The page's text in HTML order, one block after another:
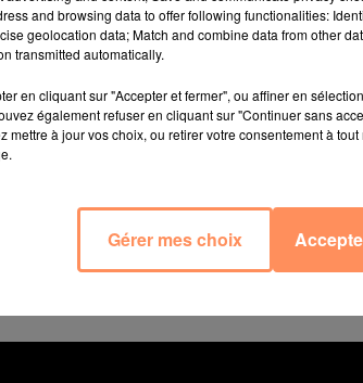
samedi la période de vacances
en particulier les Alpes.
pour vendredi de
de quitter les grandes métropoles,
orange dans les régions Auvergne-
d’éviter le samedi les grands axes de
8 et 18 heures, notamment les
and browsing data to offer following functionalities:
geolocation data; Match and combine data from other
transmitted automatically.
en cliquant sur "Accepter et fermer", ou affiner en
également refuser en cliquant sur "Continuer sans
mettre à jour vos choix, ou retirer votre consentement à
Gérer mes choix